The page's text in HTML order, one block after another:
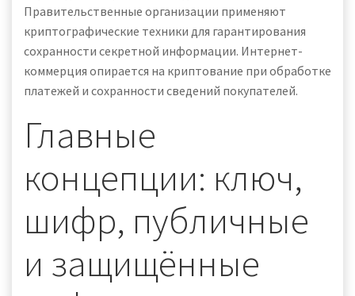
Правительственные организации применяют
криптографические техники для гарантирования
сохранности секретной информации. Интернет-
коммерция опирается на криптование при обработке
платежей и сохранности сведений покупателей.
Главные
концепции: ключ,
шифр, публичные
и защищённые